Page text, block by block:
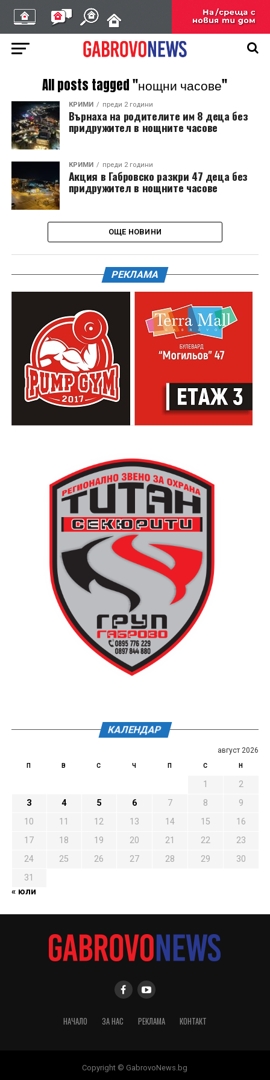
All posts tagged "нощни часове"
КРИМИ преди 2 години
Върнаха на родителите им 8 деца без
придружител в нощните часове
КРИМИ преди 2 години
Акция в Габровско разкри 47 деца без
придружител в нощните часове
ОЩЕ НОВИНИ
РЕКЛАМА
КАЛЕНДАР
август 2026
П В С Ч П С Н
1
2
3
4 5 6 7 8
9
10
11 12 13 14 15
16
17
18 19 20 21 22
23
24
25 26 27 28 29
30
31
« юли
НАЧАЛО ЗА НАС РЕКЛАМА КОНТАКТ
Copyright © GabrovoNews.bg